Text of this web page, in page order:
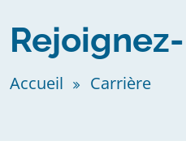
Accueil Carrière